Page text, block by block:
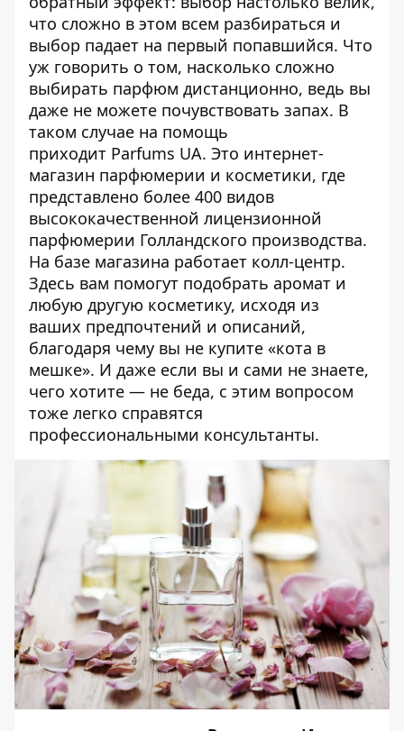
что сложно в этом всем разбираться и
выбор падает на первый попавшийся. Что
уж говорить о том, насколько сложно
выбирать парфюм дистанционно, ведь вы
даже не можете почувствовать запах. В
таком случае на помощь
приходит Parfums UA. Это интернет-
магазин парфюмерии и косметики, где
представлено более 400 видов
высококачественной лицензионной
парфюмерии Голландского производства.
На базе магазина работает колл-центр.
Здесь вам помогут подобрать аромат и
любую другую косметику, исходя из
ваших предпочтений и описаний,
благодаря чему вы не купите «кота в
мешке». И даже если вы и сами не знаете,
чего хотите — не беда, с этим вопросом
тоже легко справятся
профессиональными консультанты.